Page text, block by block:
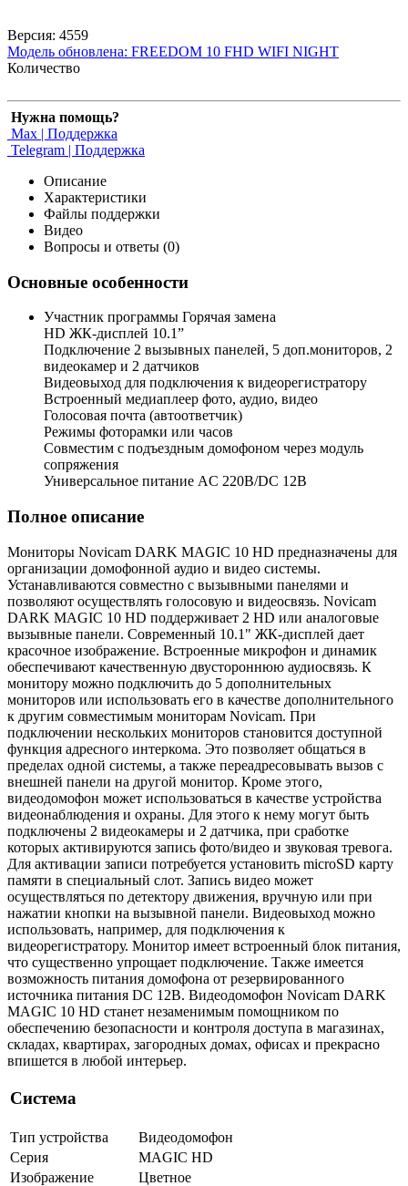
Версия: 4559
Модель обновлена: FREEDOM 10 FHD WIFI NIGHT
Количество
Нужна помощь?
Max | Поддержка
Telegram | Поддержка
Описание
Характеристики
Файлы поддержки
Видео
Вопросы и ответы (0)
Основные особенности
Участник программы Горячая замена
HD ЖК-дисплей 10.1”
Подключение 2 вызывных панелей, 5 доп.мониторов, 2
видеокамер и 2 датчиков
Видеовыход для подключения к видеорегистратору
Встроенный медиаплеер фото, аудио, видео
Голосовая почта (автоответчик)
Режимы фоторамки или часов
Совместим с подъездным домофоном через модуль
сопряжения
Универсальное питание AC 220В/DC 12В
Полное описание
Мониторы Novicam DARK MAGIC 10 HD предназначены для
организации домофонной аудио и видео системы.
Устанавливаются совместно с вызывными панелями и
позволяют осуществлять голосовую и видеосвязь. Novicam
DARK MAGIC 10 HD поддерживает 2 HD или аналоговые
вызывные панели. Современный 10.1" ЖК-дисплей дает
красочное изображение. Встроенные микрофон и динамик
обеспечивают качественную двустороннюю аудиосвязь. К
монитору можно подключить до 5 дополнительных
мониторов или использовать его в качестве дополнительного
к другим совместимым мониторам Novicam. При
подключении нескольких мониторов становится доступной
функция адресного интеркома. Это позволяет общаться в
пределах одной системы, а также переадресовывать вызов с
внешней панели на другой монитор. Кроме этого,
видеодомофон может использоваться в качестве устройства
видеонаблюдения и охраны. Для этого к нему могут быть
подключены 2 видеокамеры и 2 датчика, при сработке
которых активируются запись фото/видео и звуковая тревога.
Для активации записи потребуется установить microSD карту
памяти в специальный слот. Запись видео может
осуществляться по детектору движения, вручную или при
нажатии кнопки на вызывной панели. Видеовыход можно
использовать, например, для подключения к
видеорегистратору. Монитор имеет встроенный блок питания,
что существенно упрощает подключение. Также имеется
возможность питания домофона от резервированного
источника питания DC 12В. Видеодомофон Novicam DARK
MAGIC 10 HD станет незаменимым помощником по
обеспечению безопасности и контроля доступа в магазинах,
складах, квартирах, загородных домах, офисах и прекрасно
впишется в любой интерьер.
Система
Тип устройства
Видеодомофон
Серия
MAGIC HD
Изображение
Цветное